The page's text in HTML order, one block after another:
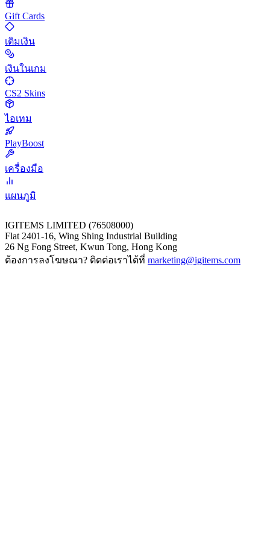
Gift Cards
เติมเงิน
เงินในเกม
CS2 Skins
ไอเทม
PlayBoost
เครื่องมือ
แผนภูมิ
IGITEMS LIMITED (76508000)
Flat 2401-16, Wing Shing Industrial Building
26 Ng Fong Street, Kwun Tong, Hong Kong
ต้องการลงโฆษณา? ติดต่อเราได้ที่ marketing@igitems.com